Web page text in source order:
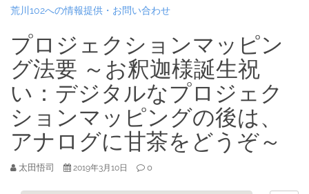
荒川102への情報提供・お問い合わせ
プロジェクションマッピン
グ法要 ～お釈迦様誕生祝
い：デジタルなプロジェク
ションマッピングの後は、
アナログに甘茶をどうぞ～
太田悟司 2019年3月10日 0